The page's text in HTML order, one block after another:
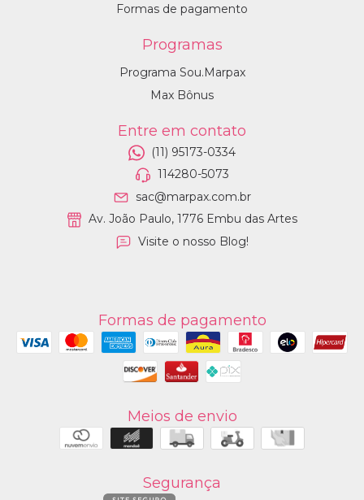
Formas de pagamento
Programas
Programa Sou.Marpax
Max Bônus
Entre em contato
(11) 95173-0334
114280-5073
sac@marpax.com.br
Av. João Paulo, 1776 Embu das Artes
Visite o nosso Blog!
Formas de pagamento
Meios de envio
Segurança